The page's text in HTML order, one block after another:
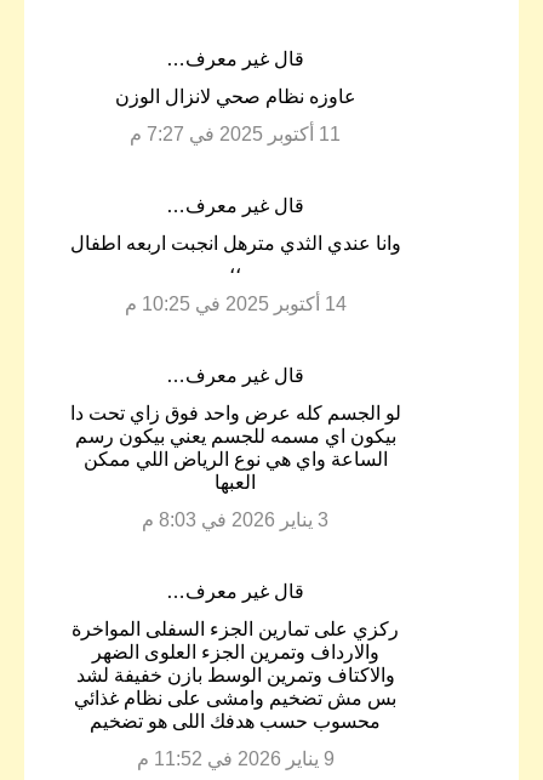
‏قال غير معرف…
عاوزه نظام صحي لانزال الوزن
11 أكتوبر 2025 في 7:27 م
‏قال غير معرف…
وانا عندي الثدي مترهل انجبت اربعه اطفال
،،
14 أكتوبر 2025 في 10:25 م
‏قال غير معرف…
لو الجسم كله عرض واحد فوق زاي تحت دا
بيكون اي مسمه للجسم يعني بيكون رسم
الساعة واي هي نوع الرياض اللي ممكن
العبها
3 يناير 2026 في 8:03 م
‏قال غير معرف…
ركزي على تمارين الجزء السفلى المواخرة
والارداف وتمرين الجزء العلوى الضهر
والاكتاف وتمرين الوسط بازن خفيفة لشد
بس مش تضخيم وامشى على نظام غذائي
محسوب حسب هدفك اللى هو تضخيم
9 يناير 2026 في 11:52 م